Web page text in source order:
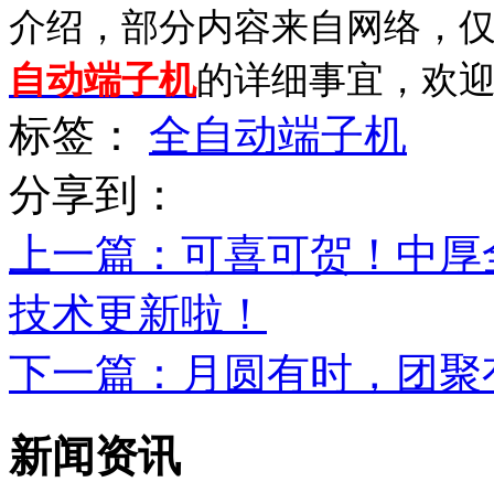
介绍，部分内容来自网络，
自动端子机的详细事宜，欢
标签：
全自动端子机
分享到：
上一篇 ：可喜可贺！中
技术更新啦！
下一篇 ：月圆有时，团
新闻资讯